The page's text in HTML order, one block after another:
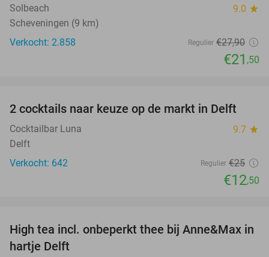
Solbeach 9.0 star
Scheveningen (9 km)
Verkocht: 2.858
Regulier €27,90
€21 ,50
50%
2 cocktails naar keuze op de markt in Delft
Cocktailbar Luna 9.7 star
Delft
Verkocht: 642
Regulier €25
€12,50
29%
High tea incl. onbeperkt thee bij Anne&Max in
hartje Delft